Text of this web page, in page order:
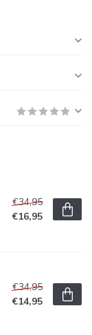
€34,95
€16,95
€34,95
€14,95